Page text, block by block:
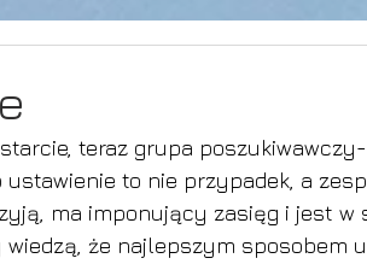
teraz grupa
to nie przypadek, a
ma imponujący zasięg i jest w
że najlepszym sposobem